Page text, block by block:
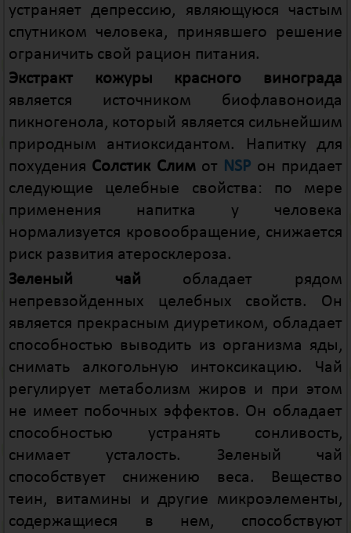
устраняет депрессию, являющуюся частым
спутником человека, принявшего решение
ограничить свой рацион питания.
Экстракт кожуры красного винограда
является источником биофлавоноида
пикногенола, который является сильнейшим
природным антиоксидантом. Напитку для
похудения Солстик Слимот NSP он придает
следующие целебные свойства: по мере
применения напитка у человека
нормализуется кровообращение, снижается
риск развития атеросклероза.
Зеленый чай обладает рядом
непревзойденных целебных свойств. Он
является прекрасным диуретиком, обладает
способностью выводить из организма яды,
снимать алкогольную интоксикацию. Чай
регулирует метаболизм жиров и при этом
не имеет побочных эффектов. Он обладает
способностью устранять сонливость,
снимает усталость. Зеленый чай
способствует снижению веса. Вещество
теин, витамины и другие микроэлементы,
содержащиеся в нем, способствуют